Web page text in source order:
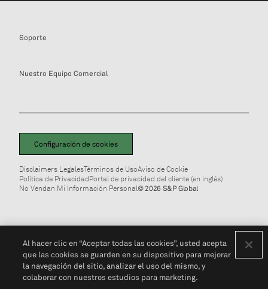
Soporte
Nuestro Equipo Comercial
Configuración de cookies
Disclaimers LegalesTérminos de UsoAviso de Cookie
Política de PrivacidadPortal de privacidad del cliente (en inglés)
No Vendan Mi Información Personal© 2026 S&P Global
Al hacer clic en “Aceptar todas las cookies”, usted acepta
que las cookies se guarden en su dispositivo para mejorar
la navegación del sitio, analizar el uso del mismo, y
colaborar con nuestros estudios para marketing.